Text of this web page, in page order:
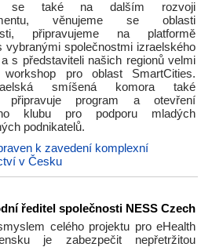
se také na dalším rozvoji
věnujeme se oblasti
připravujeme na platformě
vybranými společnostmi izraelského
s představiteli našich regionů velmi
workshop pro oblast SmartCities.
smíšená komora také
připravuje program a otevření
klubu pro podporu mladých
podnikatelů.
k zavedení komplexní
v Česku
ředitel společnosti NESS Czech
celého projektu pro eHealth
je zabezpečit nepřetržitou